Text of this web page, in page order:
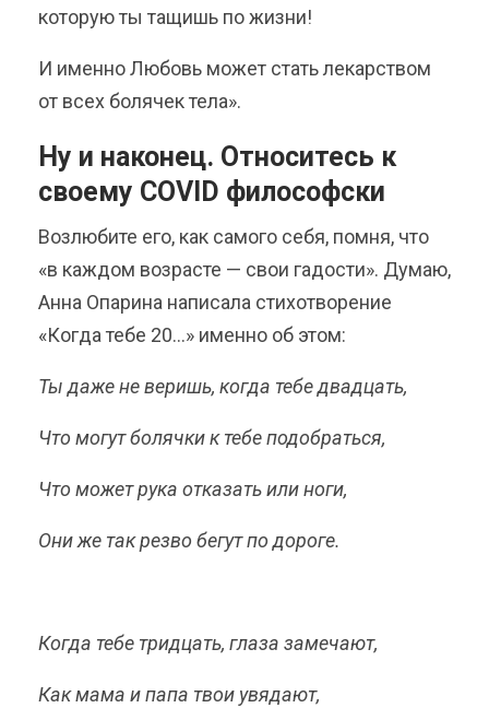
которую ты тащишь по жизни!
И именно Любовь может стать лекарством
от всех болячек тела».
Ну и наконец. Относитесь к
своему COVID философски
Возлюбите его, как самого себя, помня, что
«в каждом возрасте — свои гадости». Думаю,
Анна Опарина написала стихотворение
«Когда тебе 20…» именно об этом:
Ты даже не веришь, когда тебе двадцать,
Что могут болячки к тебе подобраться,
Что может рука отказать или ноги,
Они же так резво бегут по дороге.
Когда тебе тридцать, глаза замечают,
Как мама и папа твои увядают,